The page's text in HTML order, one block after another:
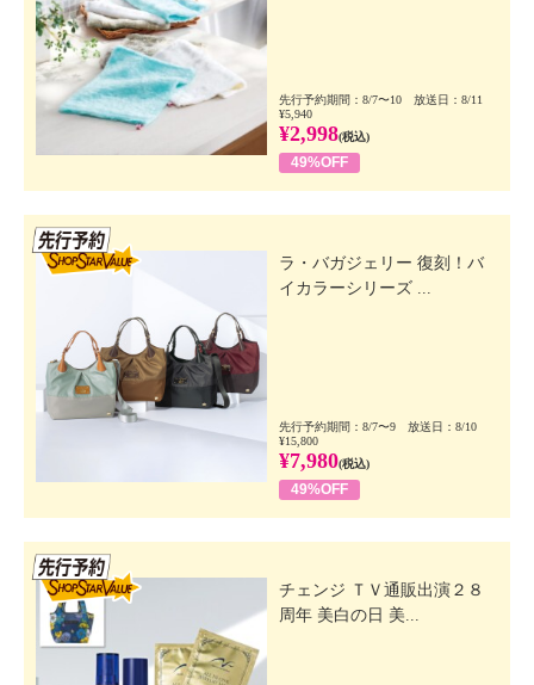
先行予約期間：8/7〜10 放送日：8/11
¥5,940
¥2,998(税込)
49%OFF
ラ・バガジェリー 復刻！バ
イカラーシリーズ ...
先行予約期間：8/7〜9 放送日：8/10
¥15,800
¥7,980(税込)
49%OFF
チェンジ ＴＶ通販出演２８
周年 美白の日 美...